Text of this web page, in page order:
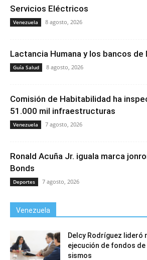
Servicios Eléctricos
Venezuela 8 agosto, 2026
Lactancia Humana y los bancos de
Guía Salud 8 agosto, 2026
Comisión de Habitabilidad ha
51.000 mil infraestructuras
Venezuela 7 agosto, 2026
Ronald Acuña Jr. iguala marca
Bonds
Deportes 7 agosto, 2026
Venezuela
Delcy Rodríguez lideró
ejecución de fondos
sismos